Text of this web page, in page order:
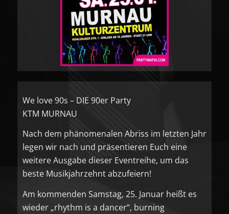
We love 90s – DIE 90er Party
KTM MURNAU
Nach dem phänomenalen Abriss im letzten Jahr
legen wir nach und präsentieren Euch eine
weitere Ausgabe dieser Eventreihe, um das
beste Musikjahrzehnt abzufeiern!
Am kommenden Samstag, 25. Januar heißt es
wieder „rhythm is a dancer“, burning